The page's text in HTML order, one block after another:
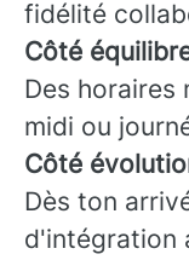
fidélité
Côté
Des horaires
midi ou
Côté
Dès ton
d'intégration